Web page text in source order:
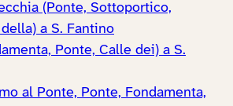
(Ponte, Sottoportico,
a S. Fantino
Ponte, Calle dei) a S.
al Ponte, Ponte, Fondamenta,